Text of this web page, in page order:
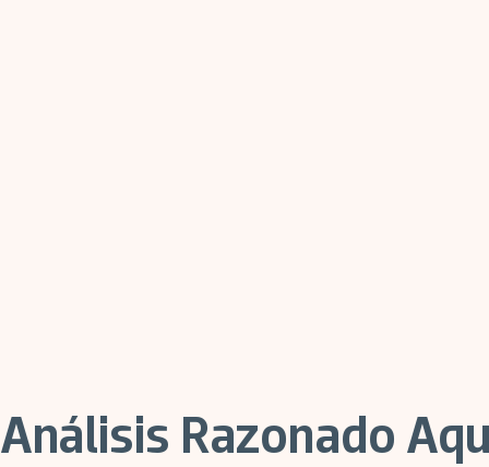
Análisis Razonado